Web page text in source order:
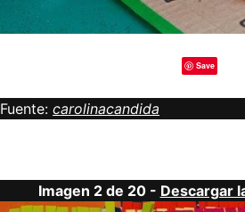
Save
Fuente: carolinacandida
Imagen 2 de 20 - Descargar